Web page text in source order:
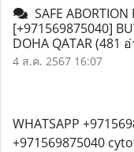
SAFE
[+971569875040]
DOHA QATAR(481
4 ส.ค. 2567 16:07
WHATSAPP
+971569875040